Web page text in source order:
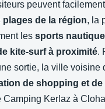
peuvent
plages de la région, la
les sports
kite-surf à proximité.
sortie, la ville voisine
de shopping et
Camping Kerlaz à